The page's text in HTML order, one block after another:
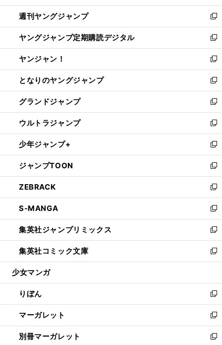
開
く
ウ
で
開
く
ン
ド
ウ
で
開
く
ウ
ィ
ン
ド
ウ
で
開
く
週刊ヤングジャンプ
新
し
い
ウ
ィ
ン
ド
ウ
で
開
く
ヤングジャンプ定期購読デジタル
新
し
い
ウ
ィ
ン
ド
ウ
で
開
く
ヤンジャン！
新
し
い
ウ
ィ
ン
ド
ウ
で
開
く
となりのヤングジャンプ
新
し
い
ウ
ィ
ン
ド
ウ
で
開
く
グランドジャンプ
新
し
い
ウ
ィ
ン
ド
ウ
で
開
く
ウルトラジャンプ
新
し
い
ウ
ィ
ン
ド
ウ
で
開
く
少年ジャンプ+
新
し
い
ウ
ィ
ン
ド
ウ
で
開
く
ジャンプTOON
新
し
い
ウ
ィ
ン
ド
ウ
で
開
ZEBRACK
新
し
い
ウ
ィ
ン
ド
ウ
開
く
S-MANGA
新
し
い
ウ
ィ
ン
ウ
で
開
く
集英社ジャンプリミックス
新
し
い
ウ
ン
ド
ウ
で
開
く
集英社コミック文庫
新
し
ウ
ィ
ン
ド
ウ
で
少女マンガ
りぼん
新
し
い
ウ
ィ
マーガレット
新
し
い
別冊マーガレット
新